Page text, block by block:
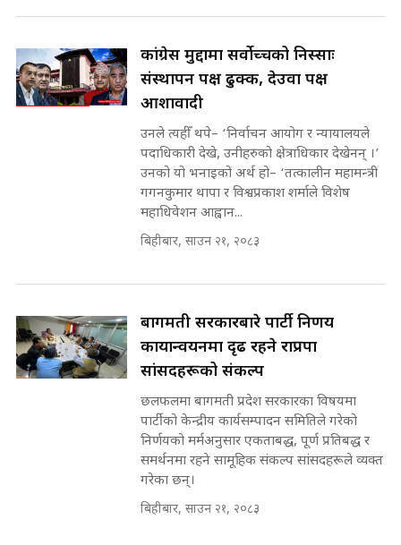
मन्त्री राजकुमारलाई घुस दिने विचौलीया
||
मन्त्रीले घुस डिल गरेको अडियो ! दुई झोला
नोट मन्त्रीलाई घुस | SIDHAKURA |
मृतकका परिवारप्रति मेडिकल
काउन्सीलको बदनियत ! न्याय खोज्दै
भौतारिदै सुवास || THE REPORTER
EXCLUSIVE - भिजिट भिसामा सेटिङको
गोप्य अडियो र म्यासेज, गृह मन्त्रालय
कनेक्सन ! || VISIT VISA SCAM
कांग्रेस मुद्दामा सर्वोच्चको निस्साः
संस्थापन पक्ष ढुक्क, देउवा पक्ष
आशावादी
उनले त्यहीँ थपे– ‘निर्वाचन आयोग र न्यायालयले
पदाधिकारी देखे, उनीहरुको क्षेत्राधिकार देखेनन् ।’
उनको यो भनाइको अर्थ हो– ‘तत्कालीन महामन्त्री
गगनकुमार थापा र विश्वप्रकाश शर्माले विशेष
महाधिवेशन आह्वान...
बिहीबार, साउन २१, २०८३
बागमती सरकारबारे पार्टी निर्णय
कार्यान्वयनमा दृढ रहने राप्रपा
सांसदहरूको संकल्प
छलफलमा बागमती प्रदेश सरकारका विषयमा
पार्टीको केन्द्रीय कार्यसम्पादन समितिले गरेको
निर्णयको मर्मअनुसार एकताबद्ध, पूर्ण प्रतिबद्ध र
समर्थनमा रहने सामूहिक संकल्प सांसदहरूले व्यक्त
गरेका छन्।
बिहीबार, साउन २१, २०८३